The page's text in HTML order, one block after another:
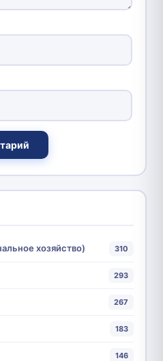
хозяйство) 310
293
267
183
146